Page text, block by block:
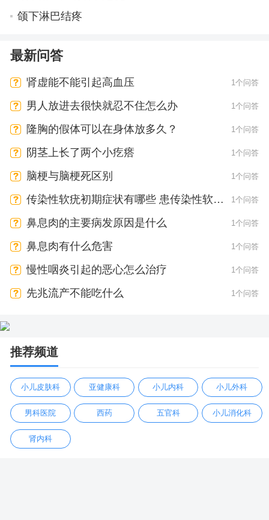
颌下淋巴结疼
最新问答
肾虚能不能引起高血压 1个问答
男人放进去很快就忍不住怎么办 1个问答
隆胸的假体可以在身体放多久？ 1个问答
阴茎上长了两个小疙瘩 1个问答
脑梗与脑梗死区别 1个问答
传染性软疣初期症状有哪些 患传染性软疣
会有疼痛感吗
1个问答
鼻息肉的主要病发原因是什么 1个问答
鼻息肉有什么危害 1个问答
慢性咽炎引起的恶心怎么治疗 1个问答
先兆流产不能吃什么 1个问答
推荐频道
小儿皮肤科 亚健康科 小儿内科 小儿外科
男科医院 西药 五官科 小儿消化科
肾内科